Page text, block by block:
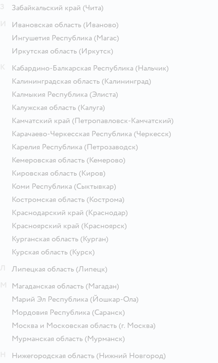
Забайкальский край (Чита)
Ивановская область (Иваново)
Ингушетия Республика (Магас)
Иркутская область (Иркутск)
Кабардино-Балкарская Республика (Нальчик)
Калининградская область (Калининград)
Калмыкия Республика (Элиста)
Калужская область (Калуга)
Камчатский край (Петропавловск-Камчатский)
Карачаево-Черкесская Республика (Черкесск)
Карелия Республика (Петрозаводск)
Кемеровская область (Кемерово)
Кировская область (Киров)
Коми Республика (Сыктывкар)
Костромская область (Кострома)
Краснодарский край (Краснодар)
Красноярский край (Красноярск)
Курганская область (Курган)
Курская область (Курск)
Липецкая область (Липецк)
Магаданская область (Магадан)
Марий Эл Республика (Йошкар-Ола)
Мордовия Республика (Саранск)
Москва и Московская область (г. Москва)
Мурманская область (Мурманск)
Нижегородская область (Нижний Новгород)